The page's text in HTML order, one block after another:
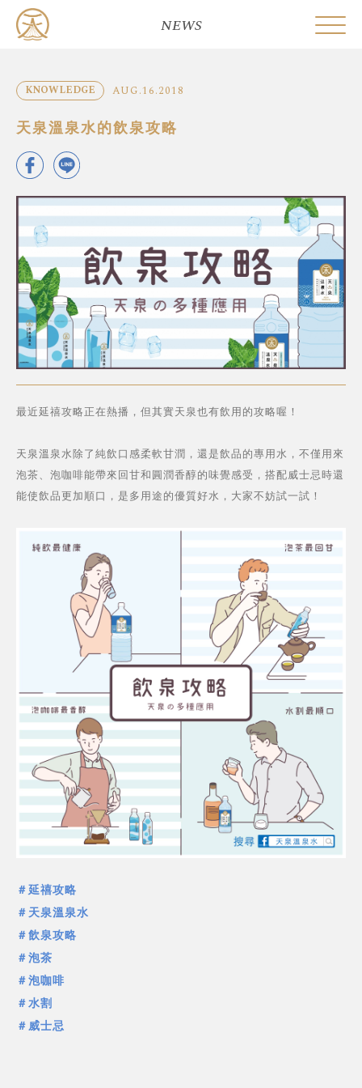
NEWS
KNOWLEDGE AUG.16.2018
天泉溫泉水的飲泉攻略
最近延禧攻略正在熱播，但其實天泉也有飲用的攻略喔！
天泉溫泉水除了純飲口感柔軟甘潤，還是飲品的專用水，不僅用來
泡茶、泡咖啡能帶來回甘和圓潤香醇的味覺感受，搭配威士忌時還
能使飲品更加順口，是多用途的優質好水，大家不妨試一試！
＃延禧攻略
＃天泉溫泉水
＃飲泉攻略
＃泡茶
＃泡咖啡
＃水割
＃威士忌